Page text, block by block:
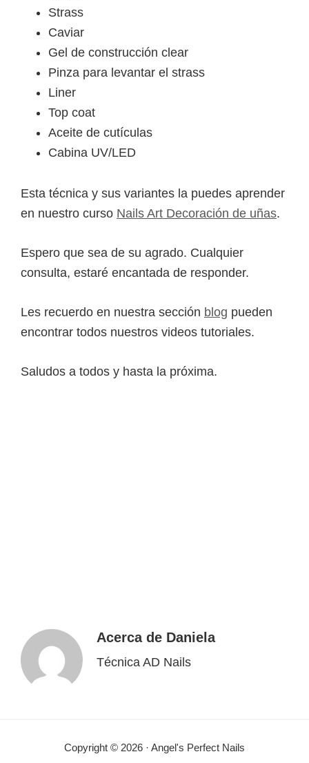
Strass
Caviar
Gel de construcción clear
Pinza para levantar el strass
Liner
Top coat
Aceite de cutículas
Cabina UV/LED
Esta técnica y sus variantes la puedes aprender
en nuestro curso Nails Art Decoración de uñas.
Espero que sea de su agrado. Cualquier
consulta, estaré encantada de responder.
Les recuerdo en nuestra sección blog pueden
encontrar todos nuestros videos tutoriales.
Saludos a todos y hasta la próxima.
Acerca de Daniela
Técnica AD Nails
Copyright © 2026 · Angel's Perfect Nails